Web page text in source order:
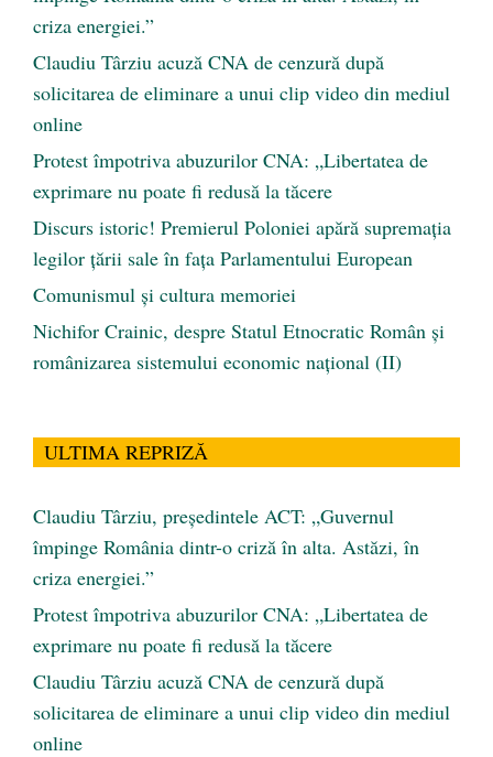
criza energiei.”
Claudiu Târziu acuză CNA de cenzură după
solicitarea de eliminare a unui clip video din mediul
online
Protest împotriva abuzurilor CNA: „Libertatea de
exprimare nu poate fi redusă la tăcere
Discurs istoric! Premierul Poloniei apără supremația
legilor țării sale în fața Parlamentului European
Comunismul şi cultura memoriei
Nichifor Crainic, despre Statul Etnocratic Român şi
românizarea sistemului economic naţional (II)
ULTIMA REPRIZĂ
Claudiu Târziu, președintele ACT: „Guvernul
împinge România dintr-o criză în alta. Astăzi, în
criza energiei.”
Protest împotriva abuzurilor CNA: „Libertatea de
exprimare nu poate fi redusă la tăcere
Claudiu Târziu acuză CNA de cenzură după
solicitarea de eliminare a unui clip video din mediul
online